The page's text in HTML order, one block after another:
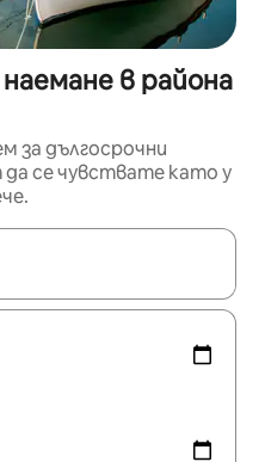
в района
за дългосрочни
се чувствате като у
използвайте